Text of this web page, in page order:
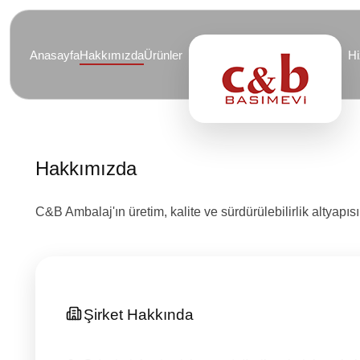
AnasayfaHakkımızdaÜrünler
Hakkımızda
C&B Ambalaj'ın üretim, kalite ve sürdürülebilirlik
Şirket Hakkında